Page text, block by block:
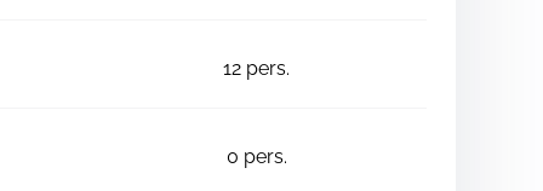
12 pers.
0 pers.